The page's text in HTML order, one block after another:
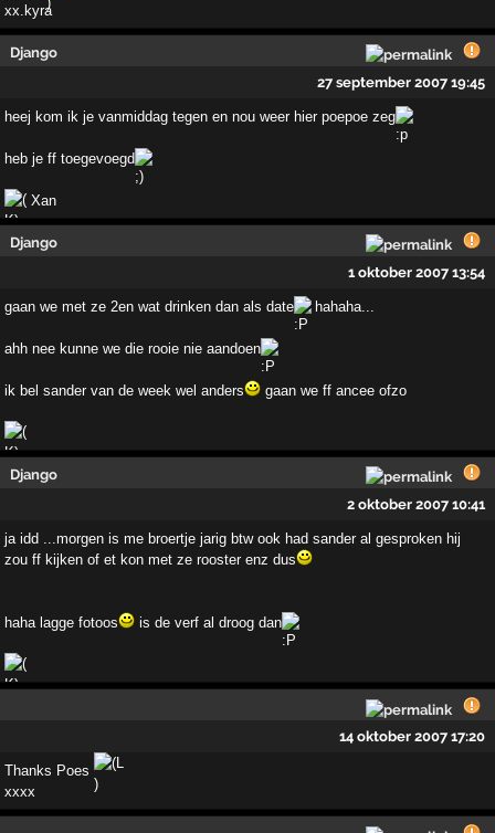
xx.kyra
Django
27 september 2007 19:45
heej kom ik je vanmiddag tegen en nou weer hier poepoe zeg
heb je ff toegevoegd
Xan
Django
1 oktober 2007 13:54
gaan we met ze 2en wat drinken dan als date hahaha...
ahh nee kunne we die rooie nie aandoen
ik bel sander van de week wel anders gaan we ff ancee ofzo
Django
2 oktober 2007 10:41
ja idd ...morgen is me broertje jarig btw ook had sander al gesproken hij
zou ff kijken of et kon met ze rooster enz dus
haha lagge fotoos is de verf al droog dan
14 oktober 2007 17:20
Thanks Poes
xxxx